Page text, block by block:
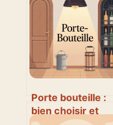
Porte bouteille :
bien choisir et